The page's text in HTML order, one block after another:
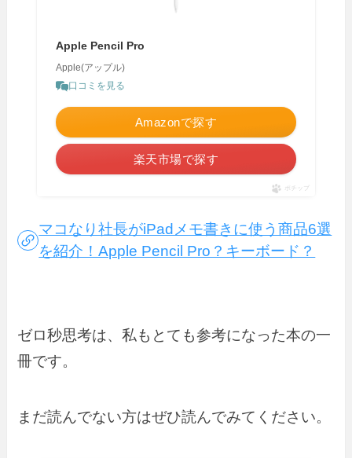
Apple Pencil Pro
Apple(アップル)
口コミを見る
Amazonで探す
楽天市場で探す
ポチップ
マコなり社長がiPadメモ書きに使う商品6選
を紹介！Apple Pencil Pro？キーボード？
ゼロ秒思考は、私もとても参考になった本の一
冊です。
まだ読んでない方はぜひ読んでみてください。